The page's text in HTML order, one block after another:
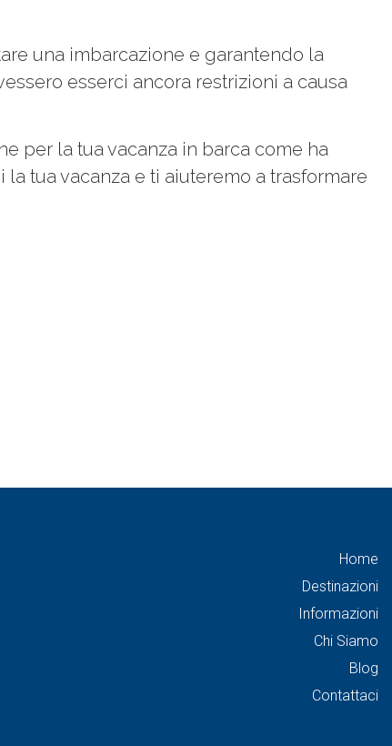
una imbarcazione e garantendo la
esserci ancora restrizioni a causa
per la tua vacanza in barca come ha
tua vacanza e ti aiuteremo a trasformare
Home
Destinazioni
Informazioni
Chi Siamo
Blog
Contattaci